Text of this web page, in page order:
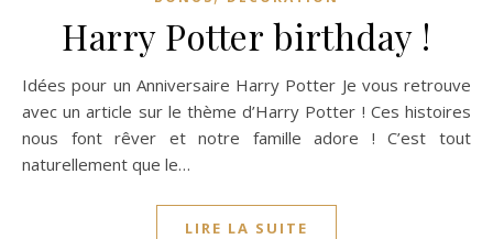
Harry Potter birthday !
Idées pour un Anniversaire Harry Potter Je vous retrouve
avec un article sur le thème d’Harry Potter ! Ces histoires
nous font rêver et notre famille adore ! C’est tout
naturellement que le…
LIRE LA SUITE